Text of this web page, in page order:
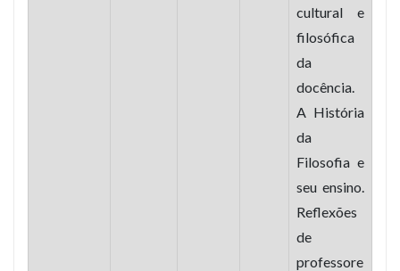
cultural e
filosófica
da
docência.
A História
da
Filosofia e
seu ensino.
Reflexões
de
professore